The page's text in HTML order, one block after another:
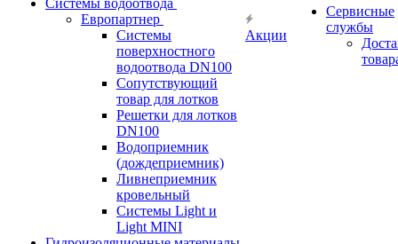
Системы водоотвода
Европартнер
Системы
поверхностного
водоотвода DN100
Сопутствующий
товар для лотков
Решетки для лотков
DN100
Водоприемник
(дождеприемник)
Ливнеприемник
кровельный
Системы Light и
Light MINI
Акции
Сервисные
службы